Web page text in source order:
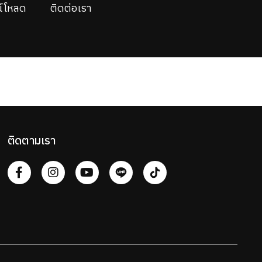
หลด ติดต่อเรา
ติดตามเรา